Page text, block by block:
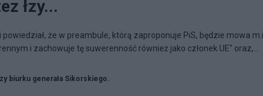
łzy...
powiedział, że w preambule, którą zaproponuje PiS, będzie mowa
i zachowuje tę suwerenność również jako członek UE" oraz,...
biurku generała Sikorskiego.